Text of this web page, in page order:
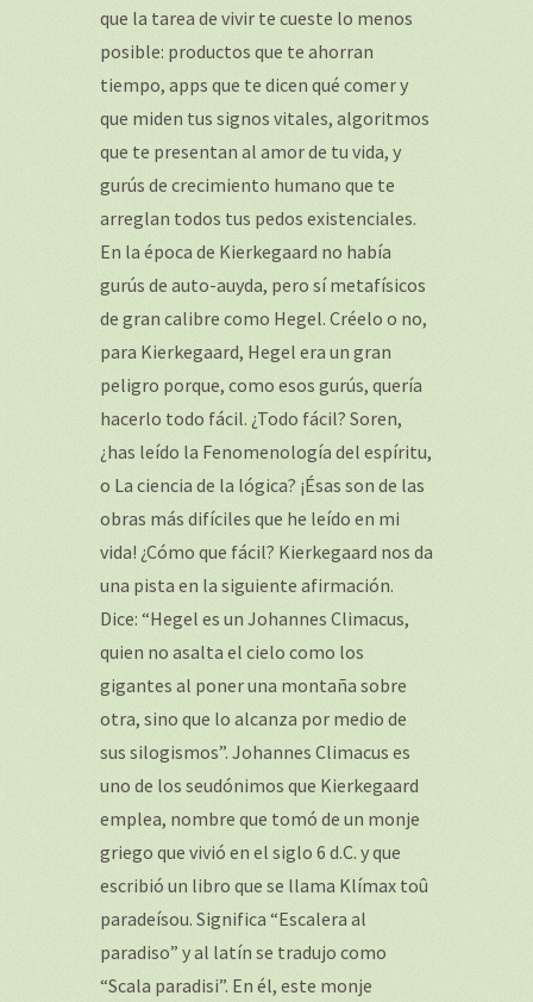
que la tarea de vivir te cueste lo menos
posible: productos que te ahorran
tiempo, apps que te dicen qué comer y
que miden tus signos vitales, algoritmos
que te presentan al amor de tu vida, y
gurús de crecimiento humano que te
arreglan todos tus pedos existenciales.
En la época de Kierkegaard no había
gurús de auto-auyda, pero sí metafísicos
de gran calibre como Hegel. Créelo o no,
para Kierkegaard, Hegel era un gran
peligro porque, como esos gurús, quería
hacerlo todo fácil. ¿Todo fácil? Soren,
¿has leído la Fenomenología del espíritu,
o La ciencia de la lógica? ¡Ésas son de las
obras más difíciles que he leído en mi
vida! ¿Cómo que fácil? Kierkegaard nos da
una pista en la siguiente afirmación.
Dice: “Hegel es un Johannes Climacus,
quien no asalta el cielo como los
gigantes al poner una montaña sobre
otra, sino que lo alcanza por medio de
sus silogismos”. Johannes Climacus es
uno de los seudónimos que Kierkegaard
emplea, nombre que tomó de un monje
griego que vivió en el siglo 6 d.C. y que
escribió un libro que se llama Klímax toû
paradeísou. Significa “Escalera al
paradiso” y al latín se tradujo como
“Scala paradisi”. En él, este monje